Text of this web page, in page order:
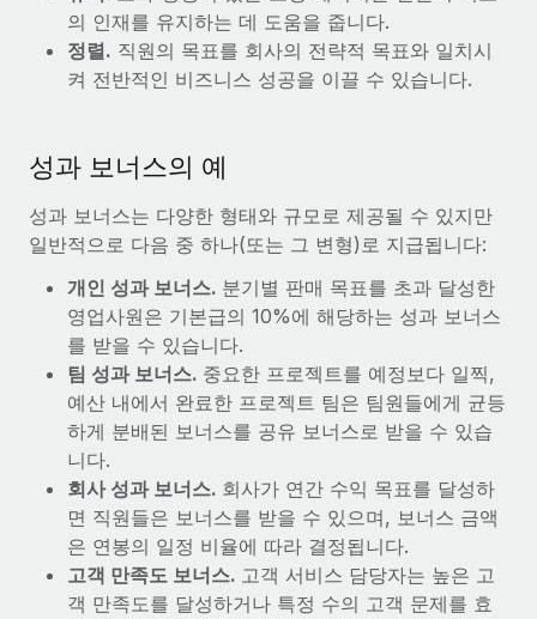
팀을 위한 통합된 핵심 HR 기능
연결 새로운
통합
핵심 비즈니스 도구로 프로세스를 간소화
전문가 상담
글로벌 인사 및 규정 준수 업무 처리에 전문가 지원 제공
신원 조사
채용 후보자 심사 프로세스 간소화
Compliance Watchtower
규정 준수 관련 위험에 선제적으로 대응
기기 관리
전 세계 IT 장비 제공 및 추적 관리
대기업을 위한 글로벌 HR
REMOTE 파트너 되기
플랫폼에 글로벌 HR을 유연하게 통합
Remote와의 파트너십 기회 탐색
Remote Build
곧 제공 예정
통합 및 AI 자동화 컨설팅
사례 연구
체크리스트 및 템플릿
직무 설명 라이브러리
이벤트
뉴스룸
인사이트 센터
지원받기
모든 리소스 보기
블로그
글로벌 급여
EOR 및 PEO
Português (Portugal)
한국어
中文（简体）
의 인재를 유지하는 데 도움을 줍니다.
정렬. 직원의 목표를 회사의 전략적 목표와 일치시
켜 전반적인 비즈니스 성공을 이끌 수 있습니다.
성과 보너스의 예
성과 보너스는 다양한 형태와 규모로 제공될 수 있지만
일반적으로 다음 중 하나(또는 그 변형)로 지급됩니다:
개인 성과 보너스. 분기별 판매 목표를 초과 달성한
영업사원은 기본급의 10%에 해당하는 성과 보너스
를 받을 수 있습니다.
팀 성과 보너스. 중요한 프로젝트를 예정보다 일찍,
예산 내에서 완료한 프로젝트 팀은 팀원들에게 균등
하게 분배된 보너스를 공유 보너스로 받을 수 있습
니다.
회사 성과 보너스. 회사가 연간 수익 목표를 달성하
면 직원들은 보너스를 받을 수 있으며, 보너스 금액
은 연봉의 일정 비율에 따라 결정됩니다.
고객 만족도 보너스. 고객 서비스 담당자는 높은 고
객 만족도를 달성하거나 특정 수의 고객 문제를 효